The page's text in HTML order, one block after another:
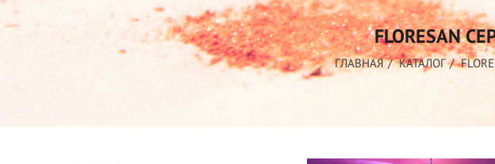
FLORESAN
ГЛАВНАЯ КАТАЛОГ